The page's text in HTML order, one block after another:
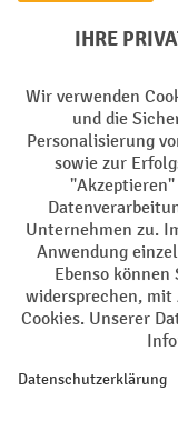
Batterie Rückname
Impressum
Barrierefreiheit
Alle Preise exkl.
Nachnahmegebühren,
¹ Der Rabatt gilt so
oder Gutscheinen ist